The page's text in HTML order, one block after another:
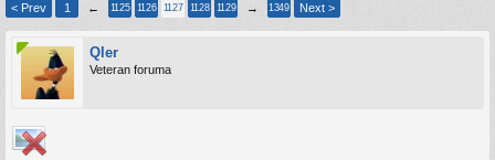
< Prev 1 ← 1125 1126 1127 1128 1129 → 1349 Next >
Qler
Veteran foruma